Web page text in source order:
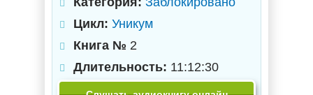
Цикл: Уникум
Книга № 2
Длительность: 11:12:30